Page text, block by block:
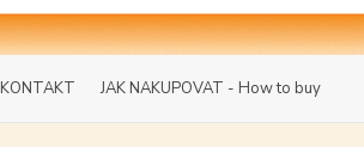
KONTAKT JAK NAKUPOVAT - How to buy